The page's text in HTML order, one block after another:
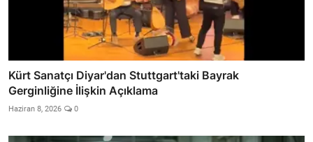
Kürt Sanatçı Diyar'dan Stuttgart'taki Bayrak
Gerginliğine İlişkin Açıklama
Haziran 8, 2026 0